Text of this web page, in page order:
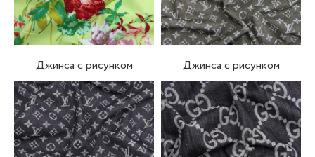
Джинса с рисунком Джинса с рисунком